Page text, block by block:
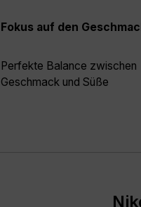
Fokus auf den
Perfekte Balance zwischen
Geschmack und Süße